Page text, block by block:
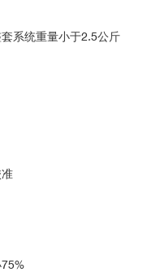
系统重量小于2.5公斤
公司的AISA航空遥
具。
and
of Applied Earth
algorithm descriptions
Sensing for Agriculture,